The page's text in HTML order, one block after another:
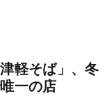
軽そば」、冬
一の店